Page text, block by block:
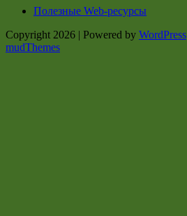
Полезные Web-ресурсы
Copyright 2026 | Powered by WordPress
mudThemes